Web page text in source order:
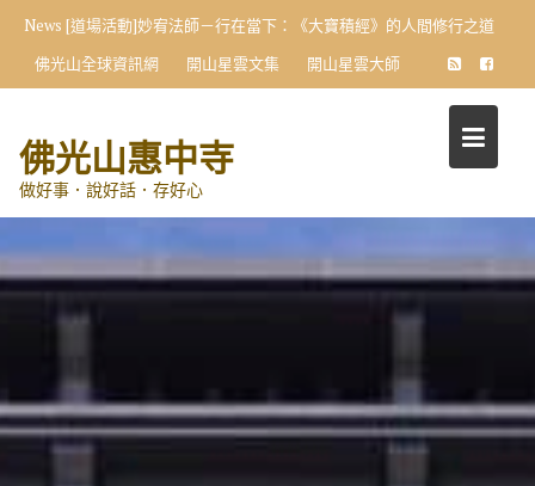
content
News [道場活動]妙宥法師－行在當下：《大寶積經》的人間修行之道
佛光山全球資訊網
開山星雲文集 開山星雲大師
佛光山惠中寺
做好事．說好話．存好心